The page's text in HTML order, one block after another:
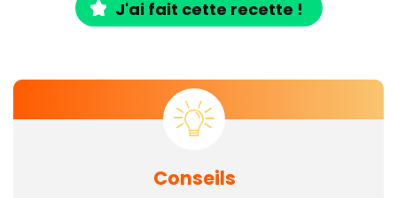
J'ai fait cette recette !
Conseils